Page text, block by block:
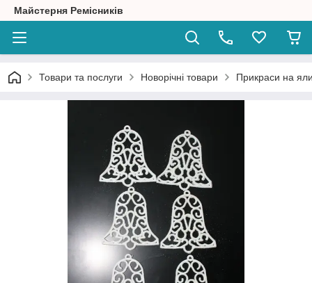
Майстерня Ремісників
Товари та послуги Новорічні товари Прикраси на